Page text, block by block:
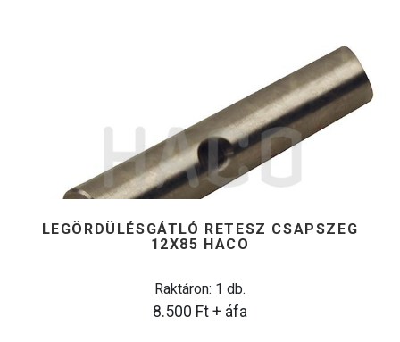
LEGÖRDÜLÉSGÁTLÓ RETESZ CSAPSZEG
12X85 HACO
Raktáron: 1 db.
8.500 Ft + áfa